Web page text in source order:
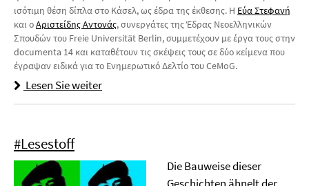
ισότιμη θέση δίπλα στο Κάσελ, ως έδρα της έκθεσης. Η Εύα Στεφανή
και οΑριστείδης Αντονάς, συνεργάτες της Έδρας Νεοελληνικών
Σπουδών του Freie Universität Berlin, συμμετέχουν με έργα τους στην
documenta 14 και καταθέτουν τις σκέψεις τους σε δύο κείμενα που
έγραψαν ειδικά για το Ενημερωτικό Δελτίο του CeMoG.
Lesen Sie weiter
#Lesestoff
Die Bauweise dieser